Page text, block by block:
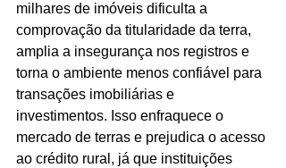
milhares de imóveis dificulta a
comprovação da titularidade da terra,
amplia a insegurança nos registros e
torna o ambiente menos confiável para
transações imobiliárias e
investimentos. Isso enfraquece o
mercado de terras e prejudica o acesso
ao crédito rural, já que instituições